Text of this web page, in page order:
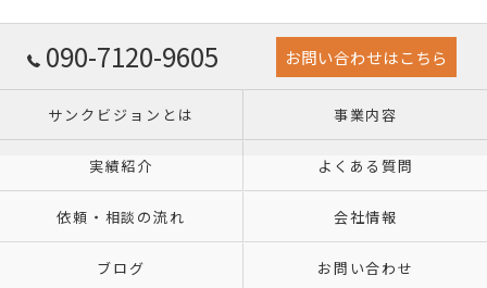
090-7120-9605 お問い合わせはこちら
サンクビジョンとは 事業内容
実績紹介 よくある質問
依頼・相談の流れ 会社情報
ブログ お問い合わせ